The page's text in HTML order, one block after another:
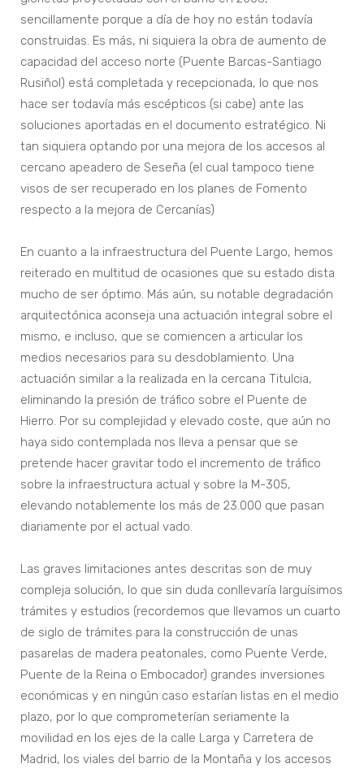
sencillamente porque a día de hoy no están todavía
construidas. Es más, ni siquiera la obra de aumento de
capacidad del acceso norte (Puente Barcas-Santiago
Rusiñol) está completada y recepcionada, lo que nos
hace ser todavía más escépticos (si cabe) ante las
soluciones aportadas en el documento estratégico. Ni
tan siquiera optando por una mejora de los accesos al
cercano apeadero de Seseña (el cual tampoco tiene
visos de ser recuperado en los planes de Fomento
respecto a la mejora de Cercanías)
En cuanto a la infraestructura del Puente Largo, hemos
reiterado en multitud de ocasiones que su estado dista
mucho de ser óptimo. Más aún, su notable degradación
arquitectónica aconseja una actuación integral sobre el
mismo, e incluso, que se comiencen a articular los
medios necesarios para su desdoblamiento. Una
actuación similar a la realizada en la cercana Titulcia,
eliminando la presión de tráfico sobre el Puente de
Hierro. Por su complejidad y elevado coste, que aún no
haya sido contemplada nos lleva a pensar que se
pretende hacer gravitar todo el incremento de tráfico
sobre la infraestructura actual y sobre la M-305,
elevando notablemente los más de 23.000 que pasan
diariamente por el actual vado.
Las graves limitaciones antes descritas son de muy
compleja solución, lo que sin duda conllevaría larguísimos
trámites y estudios (recordemos que llevamos un cuarto
de siglo de trámites para la construcción de unas
pasarelas de madera peatonales, como Puente Verde,
Puente de la Reina o Embocador) grandes inversiones
económicas y en ningún caso estarían listas en el medio
plazo, por lo que comprometerían seriamente la
movilidad en los ejes de la calle Larga y Carretera de
Madrid, los viales del barrio de la Montaña y los accesos